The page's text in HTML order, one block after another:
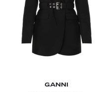
Καφέ
GANNI